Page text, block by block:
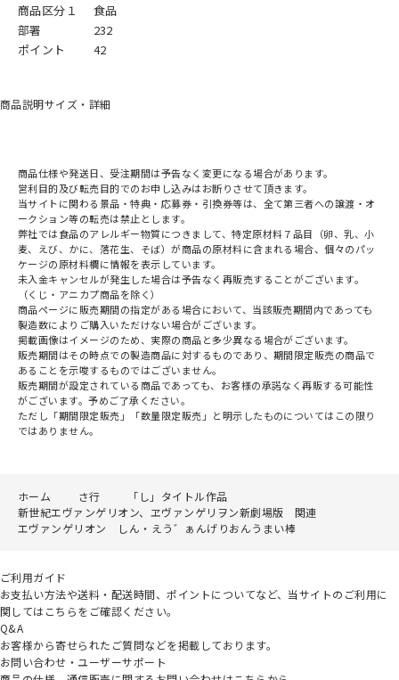
商品区分１
食品
部署
232
ポイント
42
商品説明サイズ・詳細
商品仕様や発送日、受注期間は予告なく変更になる場合があります。
営利目的及び転売目的でのお申し込みはお断りさせて頂きます。
当サイトに関わる景品・特典・応募券・引換券等は、全て第三者への譲渡・オ
ークション等の転売は禁止とします。
弊社では食品のアレルギー物質につきまして、特定原材料７品目（卵、乳、小
麦、えび、かに、落花生、そば）が商品の原材料に含まれる場合、個々のパッ
ケージの原材料欄に情報を表示しています。
未入金キャンセルが発生した場合は予告なく再販売することがございます。
（くじ・アニカプ商品を除く）
商品ページに販売期間の指定がある場合において、当該販売期間内であっても
製造数によりご購入いただけない場合がございます。
掲載画像はイメージのため、実際の商品と多少異なる場合がございます。
販売期間はその時点での製造商品に対するものであり、期間限定販売の商品で
あることを示唆するものではございません。
販売期間が設定されている商品であっても、お客様の承諾なく再販する可能性
がございます。予めご了承ください。
ただし「期間限定販売」「数量限定販売」と明示したものについてはこの限り
ではありません。
ホーム さ行
「し」タイトル作品
新世紀エヴァンゲリオン、ヱヴァンゲリヲン新劇場版 関連
エヴァンゲリオン しん・えう゛ぁんげりおんうまい棒
ご利用ガイド
お支払い方法や送料・配送時間、ポイントについてなど、当サイトのご利用に
関してはこちらをご確認ください。
Q&A
お客様から寄せられたご質問などを掲載しております。
お問い合わせ・ユーザーサポート